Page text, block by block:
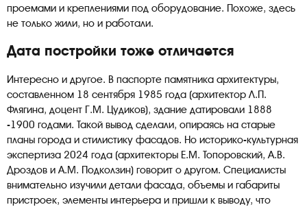
проемами и креплениями под оборудование. Похоже, здесь
не только жили, но и работали.
Дата постройки тоже отличается
Интересно и другое. В паспорте памятника архитектуры,
составленном 18 сентября 1985 года (архитектор Л.П.
Флягина, доцент Г.М. Цудиков), здание датировали 1888
-1900 годами. Такой вывод сделали, опираясь на старые
планы города и стилистику фасадов. Но историко-культурная
экспертиза 2024 года (архитекторы Е.М. Топоровский, А.В.
Дроздов и А.М. Подколзин) говорит о другом. Специалисты
внимательно изучили детали фасада, объемы и габариты
пристроек, элементы интерьера и пришли к выводу, что